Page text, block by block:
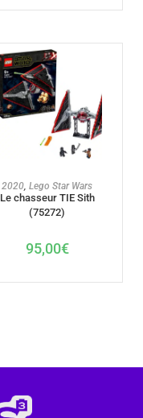
AJOUTER AU PANIER
2020 Lego Star Wars
Le chasseur TIE Sith
(75272)
95,00€